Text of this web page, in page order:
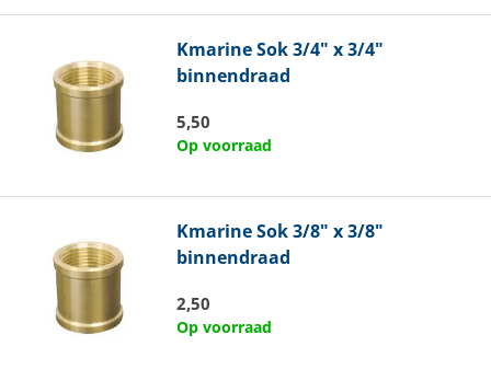
KmarineSok 3/4" x 3/4"
binnendraad
5,50
Op voorraad
KmarineSok 3/8" x 3/8"
binnendraad
2,50
Op voorraad